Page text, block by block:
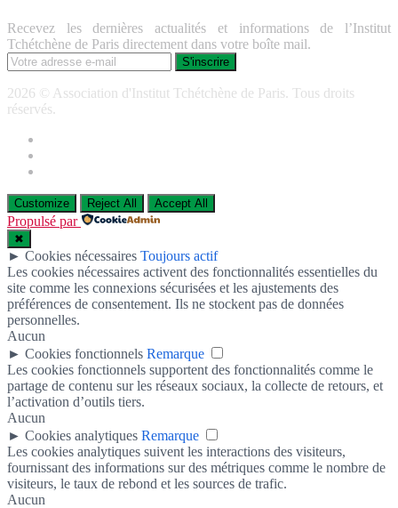
Recevez les dernières actualités et informations de l’Institut
Tchétchène de Paris directement dans votre boîte mail.
2026 © Association d'Institut Tchétchène de Paris. Tous droits
réservés.
Customize Reject All Accept All
Propulsé par
✖
► Cookies nécessaires Toujours actif
Les cookies nécessaires activent des fonctionnalités essentielles du
site comme les connexions sécurisées et les ajustements des
préférences de consentement. Ils ne stockent pas de données
personnelles.
Aucun
► Cookies fonctionnels Remarque
Les cookies fonctionnels supportent des fonctionnalités comme le
partage de contenu sur les réseaux sociaux, la collecte de retours, et
l’activation d’outils tiers.
Aucun
► Cookies analytiques Remarque
Les cookies analytiques suivent les interactions des visiteurs,
fournissant des informations sur des métriques comme le nombre de
visiteurs, le taux de rebond et les sources de trafic.
Aucun